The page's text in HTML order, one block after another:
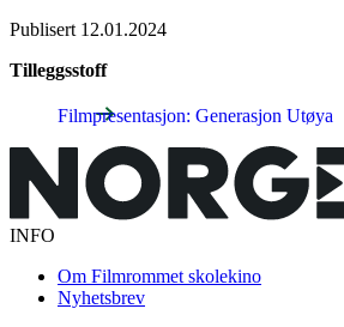
Publisert 12.01.2024
Tilleggsstoff
Filmpresentasjon: Generasjon Utøya
INFO
Om Filmrommet skolekino
Nyhetsbrev